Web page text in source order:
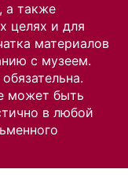
а также
целях и для
материалов
с музеем.
может быть
в любой